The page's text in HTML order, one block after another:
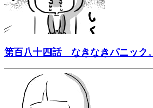
第百八十四話 なきなきパニック。